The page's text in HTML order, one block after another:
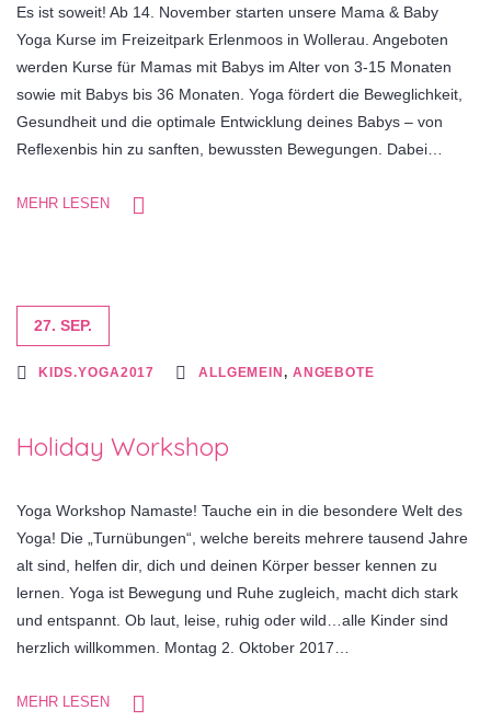
Es ist soweit! Ab 14. November starten unsere Mama & Baby
Yoga Kurse im Freizeitpark Erlenmoos in Wollerau. Angeboten
werden Kurse für Mamas mit Babys im Alter von 3-15 Monaten
sowie mit Babys bis 36 Monaten. Yoga fördert die Beweglichkeit,
Gesundheit und die optimale Entwicklung deines Babys – von
Reflexenbis hin zu sanften, bewussten Bewegungen. Dabei…
MEHR LESEN
27. SEP.
KIDS.YOGA2017 ALLGEMEIN, ANGEBOTE
Holiday Workshop
Yoga Workshop Namaste! Tauche ein in die besondere Welt des
Yoga! Die „Turnübungen“, welche bereits mehrere tausend Jahre
alt sind, helfen dir, dich und deinen Körper besser kennen zu
lernen. Yoga ist Bewegung und Ruhe zugleich, macht dich stark
und entspannt. Ob laut, leise, ruhig oder wild…alle Kinder sind
herzlich willkommen. Montag 2. Oktober 2017…
MEHR LESEN